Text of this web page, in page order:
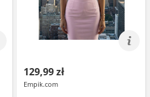
129,99 zł
Empik.com